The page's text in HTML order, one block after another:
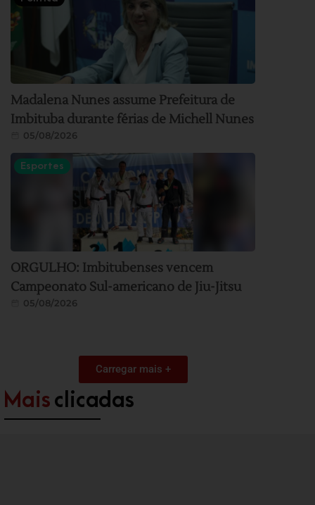
Madalena Nunes assume Prefeitura de
Imbituba durante férias de Michell Nunes
05/08/2026
Esportes
ORGULHO: Imbitubenses vencem
Campeonato Sul-americano de Jiu-Jitsu
05/08/2026
Carregar mais +
Mais clicadas